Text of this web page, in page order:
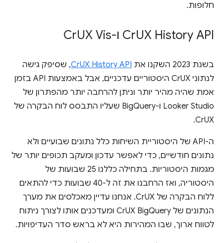
חלופות.
‫CrUX History API ו-Cr UX Vis
בשנת 2023 השקנו את CrUX History API, שסיפק גישה
לנתוני CrUX היסטוריים עדכניים, אבל באמצעות API בזמן
אמת שהיה מהיר יותר וניתן להרחבה יותר מהפתרון של
Looker Studio ו-BigQuery שעליו התבסס לוח הבקרה של
CrUX.
ה-API של היסטוריית השיחות כלל נתונים שבועיים ולא
נתונים חודשיים, כדי לאפשר עדכון ומעקב תכופים יותר של
מגמות היסטוריות. בתחילה כללנו 25 שבועות של
היסטוריה, ואז הרחבנו את זה ל-40 שבועות כדי להתאים
ללוח הבקרה של CrUX. אנחנו עדיין מאכלסים את מערך
הנתונים של CrUX BigQuery ומעדכנים אותו לצורך ניתוח
לטווח ארוך, שבו המהירות היא לא בראש סדר העדיפויות.